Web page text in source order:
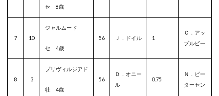
セ 8歳
7 10
ジャルムード
セ 4歳
56 Ｊ．ドイル 1
Ｃ．アッ
プルビー
8 3
プリヴィルジアド
牡 4歳
56
Ｄ．オニー
ル
0.75
Ｎ．ピー
ターセン